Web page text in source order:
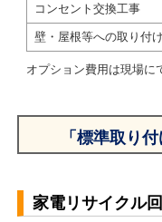
コンセント交換工事
壁・屋根等への取り付
オプション費用は現場に
「標準取り
家電リサイクル